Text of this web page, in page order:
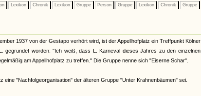
Lexikon Chronik Lexikon Gruppe Person Gruppe Lexikon Chronik Gruppe
1937 von der Gestapo verhört wird, ist der Appellhofplatz ein Treffpunkt Kölner
gegründet worden: "Ich weiß, dass L. Karneval dieses Jahres zu den einzelnen
am Appellhofplatz zu treffen." Die Gruppe nenne sich "Eiserne Schar".
eine "Nachfolgeorganisation" der älteren Gruppe "Unter Krahnenbäumen" sei.